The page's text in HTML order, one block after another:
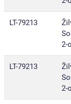
LT-79213
2-
LT-79213
2-